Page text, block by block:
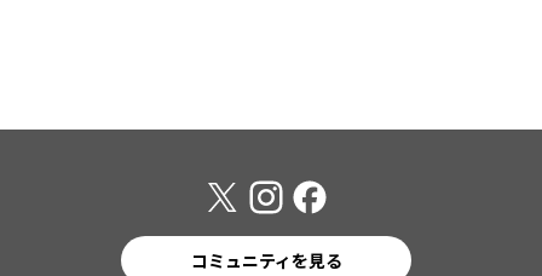
コミュニティを見る